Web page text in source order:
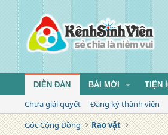
DIỄN ĐÀN BÀI MỚI TIỆN
Chưa giải quyết
Đăng ký thành viên
Góc Cộng Đồng
Rao vặt